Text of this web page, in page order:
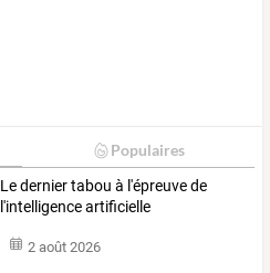
Populaires
Le dernier tabou à l'épreuve de
l'intelligence artificielle
2 août 2026